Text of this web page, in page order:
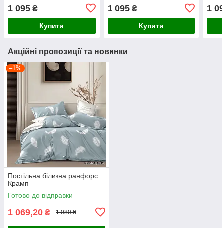
1 095 ₴
Купити
1 095₴
Купити
1
Акційні пропозиції та новинки
–1%
Постільна білизна ранфорс
Крамп
Готово до відправки
1 069,20 ₴ 1 080 ₴